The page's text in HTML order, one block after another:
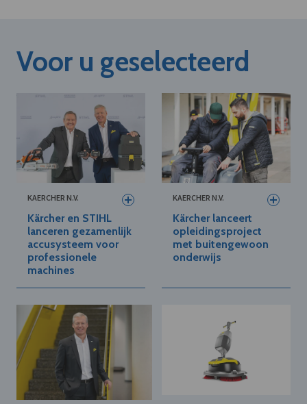
Voor u geselecteerd
KAERCHER N.V.
Kärcher en STIHL
lanceren gezamenlijk
accusysteem voor
professionele
machines
KAERCHER N.V.
Kärcher lanceert
opleidingsproject
met buitengewoon
onderwijs